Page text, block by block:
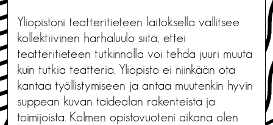
Yliopistoni teatteritieteen laitoksella vallitsee
kollektiivinen harhaluulo siitä, ettei
teatteritieteen tutkinnolla voi tehdä juuri muuta
kuin tutkia teatteria. Yliopisto ei niinkään ota
kantaa työllistymiseen ja antaa muutenkin hyvin
suppean kuvan taidealan rakenteista ja
toimijoista. Kolmen opistovuoteni aikana olen